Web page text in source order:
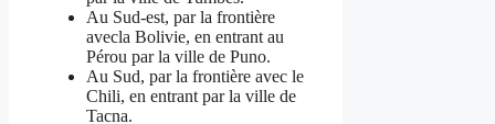
Au Sud-est, par la frontière
avecla Bolivie, en entrant au
Pérou par la ville de Puno.
Au Sud, par la frontière avec le
Chili, en entrant par la ville de
Tacna.